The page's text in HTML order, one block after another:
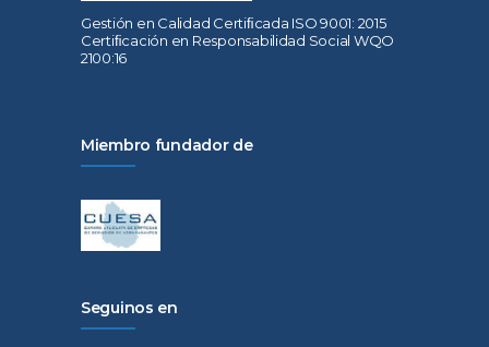
Gestión en Calidad Certiﬁcada ISO 9001: 2015
Certiﬁcación en Responsabilidad Social WQO
2100:16
Miembro fundador de
Seguinos en